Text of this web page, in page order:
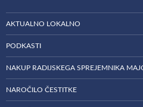
AKTUALNO LOKALNO
PODKASTI
NAKUP RADIJSKEGA SPREJEMNIKA
NAROČILO ČESTITKE